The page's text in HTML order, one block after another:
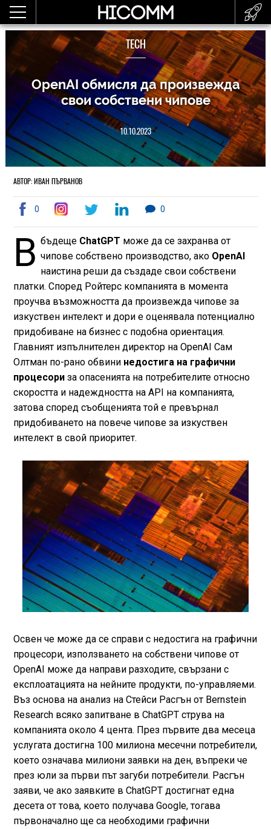
TECH
OpenAI обмисля да произвежда
свои собствени чипове
10.10.2023
АВТОР: ИВАН ПЪРВАНОВ
0 0
В бъдеще ChatGPT може да се захранва от
чипове собствено производство, ако OpenAI
наистина реши да създаде свои собствени
платки. Според Ройтерс компанията в момента
проучва възможността да произвежда чипове за
изкуствен интелект и дори е оценявала потенциално
придобиване на бизнес с подобна ориентация.
Главният изпълнителен директор на OpenAI Сам
Олтман по-рано обвининедостига на графични
процесориза опасенията на потребителите относно
скоростта и надеждността на API на компанията,
затова според съобщенията той е превърнал
придобиването на повече чипове за изкуствен
интелект в свой приоритет.
Освен че може да се справи с недостига на графични
процесори, използването на собствени чипове от
OpenAI може да направи разходите, свързани с
експлоатацията на нейните продукти, по-управляеми.
Въз основа на анализ на Стейси Расгън от Bernstein
Research всяко запитване в ChatGPT струва на
компанията около 4 цента. През първите два месеца
услугата достигна 100 милиона месечни потребители,
което означава милиони заявки на ден, въпреки че
през юли за първи път загуби потребители. Расгън
заяви, че ако заявките в ChatGPT достигнат една
десета от това, което получава Google, тогава
първоначално ще са необходими графични